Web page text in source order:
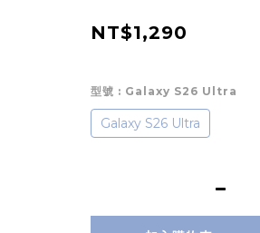
NT$1,290
型號 : Galaxy S26 Ultra
Galaxy S26 Ultra